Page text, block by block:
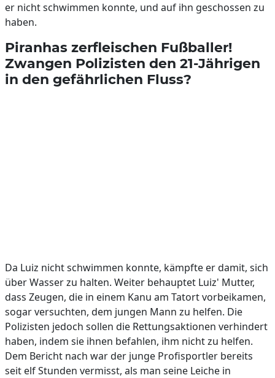
er nicht schwimmen konnte, und auf ihn geschossen zu
haben.
Piranhas zerfleischen Fußballer!
Zwangen Polizisten den 21-Jährigen
in den gefährlichen Fluss?
Da Luiz nicht schwimmen konnte, kämpfte er damit, sich
über Wasser zu halten. Weiter behauptet Luiz' Mutter,
dass Zeugen, die in einem Kanu am Tatort vorbeikamen,
sogar versuchten, dem jungen Mann zu helfen. Die
Polizisten jedoch sollen die Rettungsaktionen verhindert
haben, indem sie ihnen befahlen, ihm nicht zu helfen.
Dem Bericht nach war der junge Profisportler bereits
seit elf Stunden vermisst, als man seine Leiche in